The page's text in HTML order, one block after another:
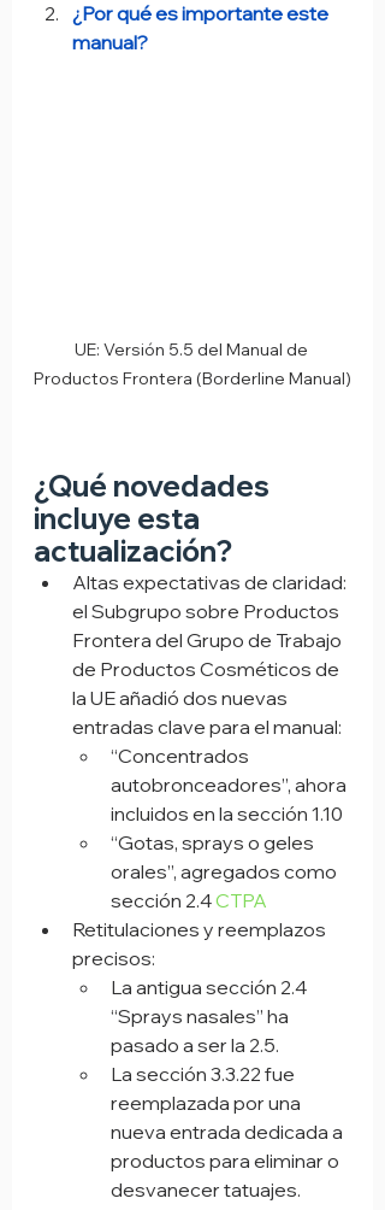
¿Por qué es importante este
manual?
UE: Versión 5.5 del Manual de
Productos Frontera (Borderline Manual)
¿Qué novedades
incluye esta
actualización?
Altas expectativas de claridad:
el Subgrupo sobre Productos
Frontera del Grupo de Trabajo
de Productos Cosméticos de
la UE añadió dos nuevas
entradas clave para el manual:
“Concentrados
autobronceadores”, ahora
incluidos en la sección 1.10
“Gotas, sprays o geles
orales”, agregados como
sección 2.4 CTPA
Retitulaciones y reemplazos
precisos:
La antigua sección 2.4
“Sprays nasales” ha
pasado a ser la 2.5.
La sección 3.3.22 fue
reemplazada por una
nueva entrada dedicada a
productos para eliminar o
desvanecer tatuajes.